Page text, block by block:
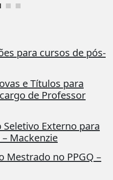
para cursos de pós-
e Títulos para
de Professor
Seletivo Externo para
Mackenzie
Mestrado no PPGQ –